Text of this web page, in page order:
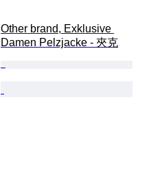
Other brand, Exklusive
Damen Pelzjacke - 夾克